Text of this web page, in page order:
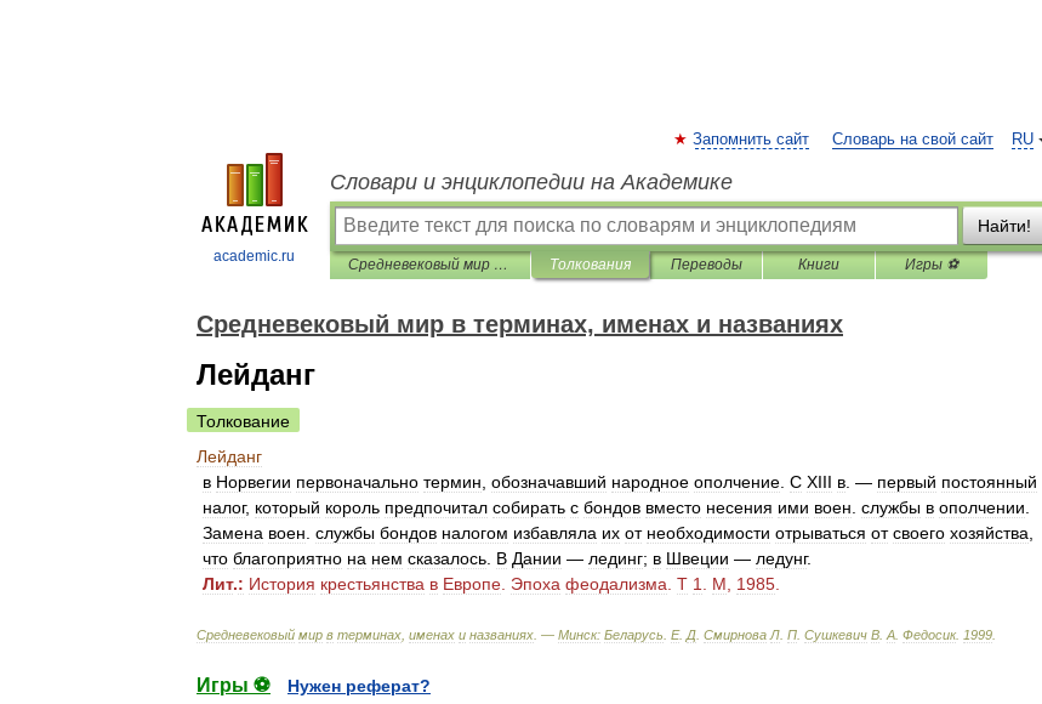
academic.ru
RU
Запомнить сайт Словарь на свой сайт
Словари и энциклопедии на Академике
Найти!
Средневековый мир в терминах, именах и названиях Толкования Переводы Книги Игры ⚽
Средневековый мир в терминах, именах и названиях
Лейданг
Толкование
Лейданг
в Норвегии первоначально термин обозначавший народное ополчение С XIII в . — первый постоянный
налог, который король предпочитал собирать с бондов вместо несения ими воен службы в ополчении
Замена воен службы бондов налогом избавляла их от необходимости отрываться от своего хозяйства
что благоприятно на нем сказалось В Дании — лединг; в Швеции — ледунг.
Лит.: История крестьянства в Европе Эпоха феодализма Т 1 М 1985
Средневековый мир в терминах именах и названиях . — Минск: Беларусь Е. Д Смирнова Л П Сушкевич В А Федосик. 1999
Игры ⚽
Нужен реферат?